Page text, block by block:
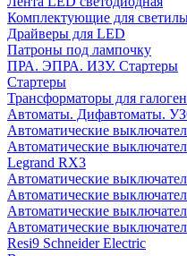
Комплектующие для
Драйверы для LED
Патроны под лампочку
ПРА. ЭПРА. ИЗУ. Стартеры
Стартеры
Трансформаторы для
Автоматы. Дифавтоматы.
Автоматические
Автоматические
Legrand RX3
Автоматические
Автоматические
Автоматические
Автоматические
Resi9 Schneider Electric